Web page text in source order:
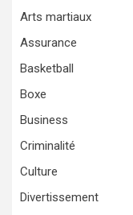
Arts martiaux
Assurance
Basketball
Boxe
Business
Criminalité
Culture
Divertissement